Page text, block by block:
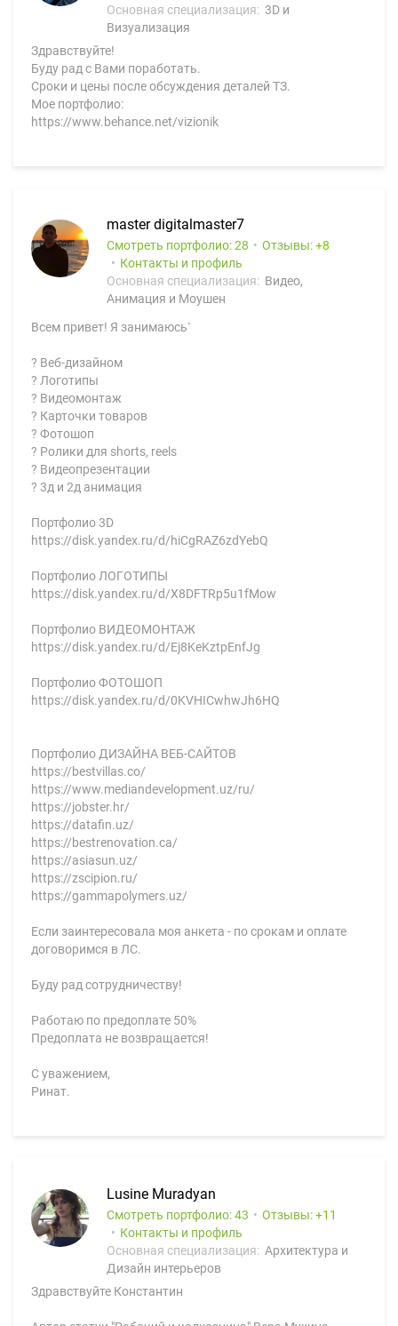
Основная специализация: 3D и
Визуализация
Здравствуйте!
Буду рад с Вами поработать.
Сроки и цены после обсуждения деталей ТЗ.
Мое портфолио:
https://www.behance.net/vizionik
master digitalmaster7
Смотреть портфолио: 28 Отзывы:
8
Контакты и профиль
Основная специализация: Видео,
Анимация и Моушен
Всем привет! Я занимаюсь`
? Веб-дизайном
? Логотипы
? Видеомонтаж
? Карточки товаров
? Фотошоп
? Ролики для shorts, reels
? Видеопрезентации
? 3д и 2д анимация
Портфолио 3D
https://disk.yandex.ru/d/hiCgRAZ6zdYebQ
Портфолио ЛОГОТИПЫ
https://disk.yandex.ru/d/X8DFTRp5u1fMow
Портфолио ВИДЕОМОНТАЖ
https://disk.yandex.ru/d/Ej8KeKztpEnfJg
Портфолио ФОТОШОП
https://disk.yandex.ru/d/0KVHICwhwJh6HQ
Портфолио ДИЗАЙНА ВЕБ-САЙТОВ
https://bestvillas.co/
https://www.mediandevelopment.uz/ru/
https://jobster.hr/
https://datafin.uz/
https://bestrenovation.ca/
https://asiasun.uz/
https://zscipion.ru/
https://gammapolymers.uz/
Если заинтересовала моя анкета - по срокам и оплате
договоримся в ЛС.
Буду рад сотрудничеству!
Работаю по предоплате 50%
Предоплата не возвращается!
С уважением,
Ринат.
Lusine Muradyan
Смотреть портфолио: 43 Отзывы:
11
Контакты и профиль
Основная специализация: Архитектура и
Дизайн интерьеров
Здравствуйте Константин